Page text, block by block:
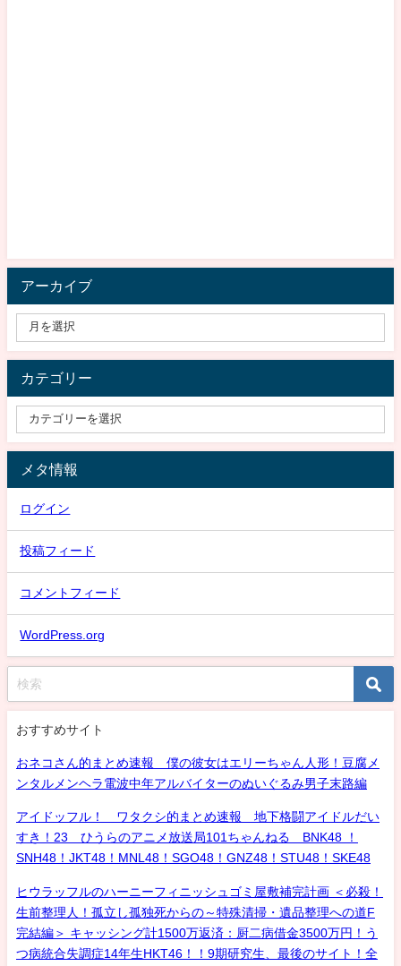
アーカイブ
カテゴリー
メタ情報
ログイン
投稿フィード
コメントフィード
WordPress.org
おすすめサイト
おネコさん的まとめ速報 僕の彼女はエリーちゃん人形！豆腐メ
ンタルメンヘラ電波中年アルバイターのぬいぐるみ男子末路編
アイドッフル！ ワタクシ的まとめ速報 地下格闘アイドルだい
すき！23 ひうらのアニメ放送局101ちゃんねる BNK48 ！
SNH48！JKT48！MNL48！SGO48！GNZ48！STU48！SKE48
ヒウラッフルのハーニーフィニッシュゴミ屋敷補完計画 ＜必殺！
生前整理人！孤立し孤独死からの～特殊清掃・遺品整理への道F
完結編＞ キャッシング計1500万返済：厨二病借金3500万円！う
つ病統合失調症14年生HKT46！！9期研究生、最後のサイト！全